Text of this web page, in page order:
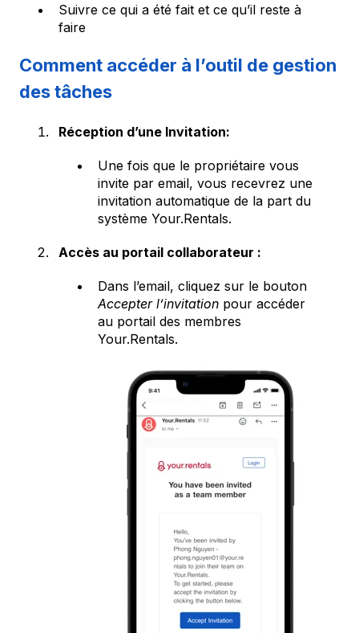
Suivre ce qui a été fait et ce qu’il reste à
faire
Comment accéder à l’outil de gestion
des tâches
Réception d’une Invitation:
Une fois que le propriétaire vous
invite par email, vous recevrez une
invitation automatique de la part du
système Your.Rentals.
Accès au portail collaborateur :
Dans l’email, cliquez sur le bouton
Accepter l’invitation pour accéder
au portail des membres
Your.Rentals.